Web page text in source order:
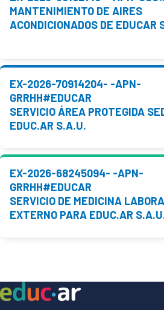
MANTENIMIENTO DE AIRES
ACONDICIONADOS DE EDUCAR
EX-2026-70914204- -APN-
GRRHH#EDUCAR
SERVICIO ÁREA PROTEGIDA
EDUC.AR S.A.U.
EX-2026-68245094- -APN-
GRRHH#EDUCAR
SERVICIO DE MEDICINA
EXTERNO PARA EDUC.AR